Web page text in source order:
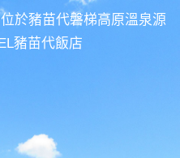
於豬苗代磐梯高原溫泉源
豬苗代飯店